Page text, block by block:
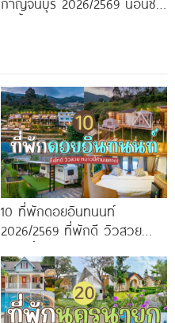
10 ที่พักดอยอินทนนท์
2026/2569 ที่พักดี วิวสวย